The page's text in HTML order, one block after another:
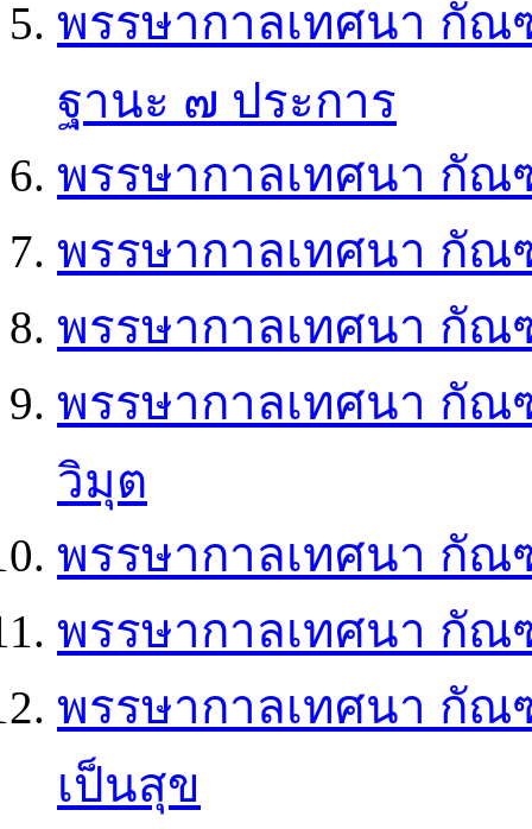
พรรษากาลเทศนา กั
ฐานะ ๗ ประการ
พรรษากาลเทศนา กั
พรรษากาลเทศนา กัณ
พรรษากาลเทศนา กั
พรรษากาลเทศนา กัณ
วิมุต
พรรษากาลเทศนา กั
พรรษากาลเทศนา กัณ
พรรษากาลเทศนา กัณ
เป็นสุข